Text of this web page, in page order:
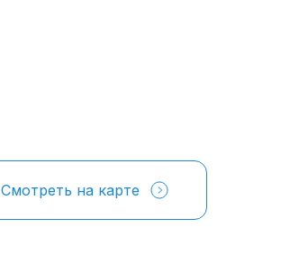
Смотреть на карте